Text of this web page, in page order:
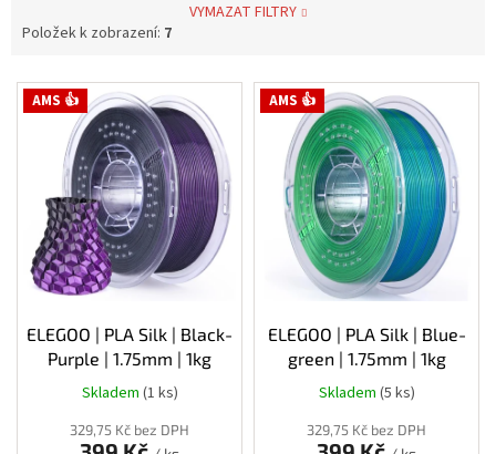
VYMAZAT FILTRY
Položek k zobrazení: 7
V AMS 👍
ELEGOO | PLA Silk | Black-
Purple | 1.75mm | 1kg
Skladem (1 ks)
329,75 Kč bez DPH
AMS 👍
ELEGOO | PLA Silk | Blue-
green | 1.75mm | 1kg
Skladem (5 ks)
329,75 Kč bez DPH